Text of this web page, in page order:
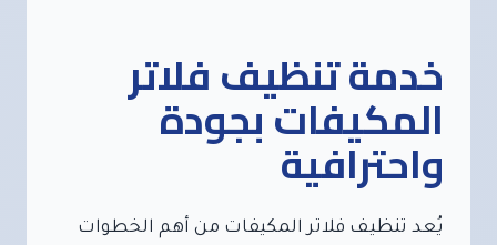
خدمة تنظيف فلاتر
المكيفات بجودة
واحترافية
يُعد تنظيف فلاتر المكيفات من أهم الخطوات